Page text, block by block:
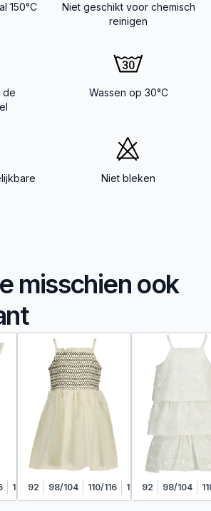
150°C
Niet geschikt voor chemisch
reinigen
de
Wassen op 30°C
Niet bleken
misschien ook
122/128
92 98/104 110/116 122/128
92 98/104